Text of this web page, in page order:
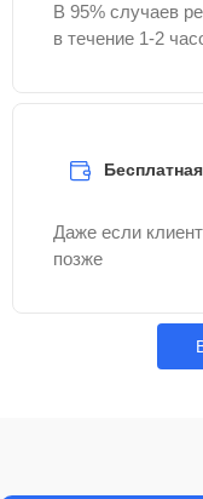
В 95% случаев
в течение 1-2
Даже если
позже